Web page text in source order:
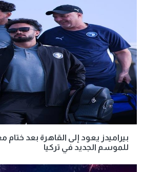
بيراميدز يعود إلى القاهرة بعد ختام
للموسم الجديد في تركيا